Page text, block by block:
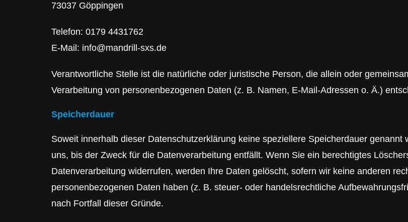
73037 Göppingen
Telefon: 0179 4431762
E-Mail: info@mandrill-sxs.de
Verantwortliche Stelle ist die natürliche oder juristische Person, die allein oder
Verarbeitung von personenbezogenen Daten (z. B. Namen, E-Mail-Adressen o. Ä.)
Speicherdauer
Soweit innerhalb dieser Datenschutzerklärung keine speziellere Speicherdauer
uns, bis der Zweck für die Datenverarbeitung entfällt. Wenn Sie ein berechtigtes
Datenverarbeitung widerrufen, werden Ihre Daten gelöscht, sofern wir keine anderen
personenbezogenen Daten haben (z. B. steuer- oder handelsrechtliche
nach Fortfall dieser Gründe.